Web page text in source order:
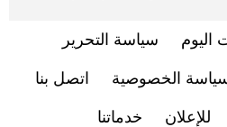
اليوم سياسة التحرير
الخصوصية اتصل بنا
للإعلان خدماتنا